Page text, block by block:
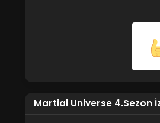
Martial Universe 4.Sezon